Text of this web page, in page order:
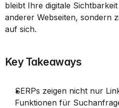
bleibt Ihre digitale
anderer Webseiten, sondern
auf sich.
Key Takeaways
SERPs zeigen nicht nur
Funktionen für